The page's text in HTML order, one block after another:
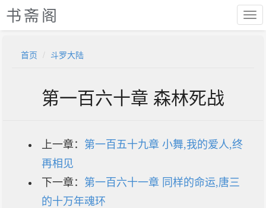
书斋阁
首页 斗罗大陆
第一百六十章 森林死战
上一章： 第一百五十九章 小舞,我的爱人,终
再相见
下一章： 第一百六十一章 同样的命运,唐三
的十万年魂环